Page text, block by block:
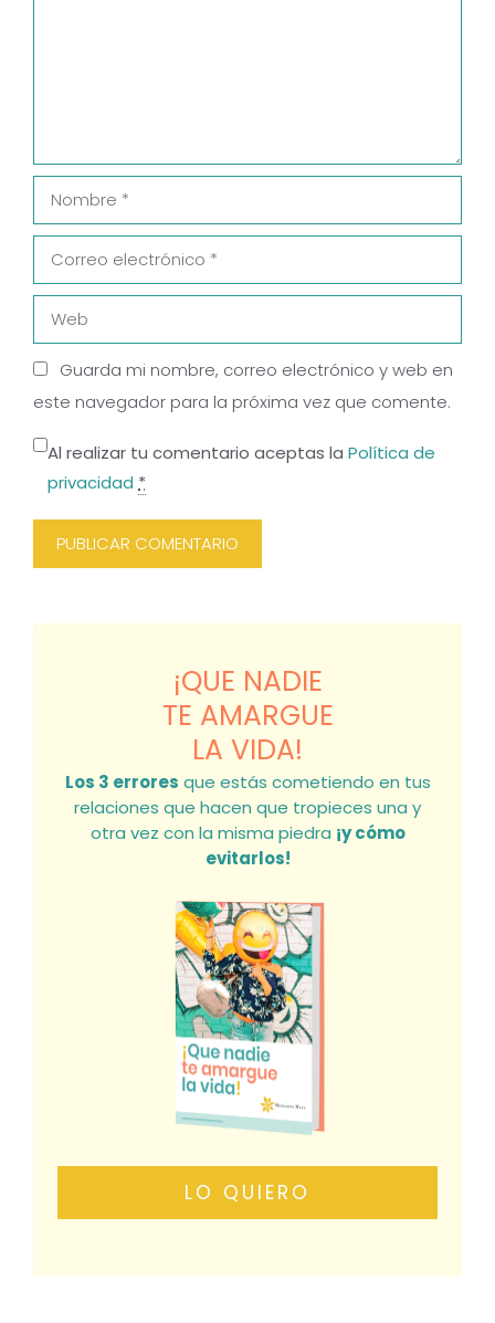
Nombre
Correo
electrónico
Web
Guarda mi nombre, correo electrónico y web en
este navegador para la próxima vez que comente.
Al realizar tu comentario aceptas la Política de
privacidad *
¡QUE NADIE
TE AMARGUE
LA VIDA!
Los 3 errores que estás cometiendo en tus
relaciones que hacen que tropieces una y
otra vez con la misma piedra ¡y cómo
evitarlos!
LO QUIERO